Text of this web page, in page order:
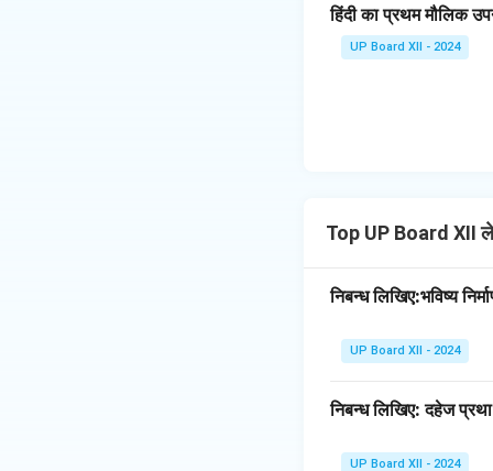
को मिलकर ऐसी
महिलाएँ सशक्त होंगी,
हिंदी का प्रथम मौलिक
UP Board XII - 2024
Top UP Board XII
निबन्ध लिखिए:भविष्य
UP Board XII - 2024
निबन्ध लिखिए: दहेज
UP Board XII - 2024